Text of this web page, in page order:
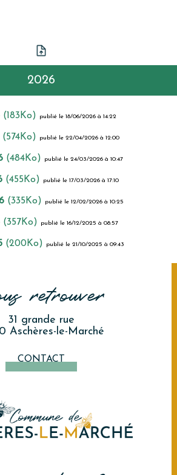
2026
(183Ko) publié le 18/06/2026 à 14:22
(574Ko) publié le 22/04/2026 à 12:00
(484Ko) publié le 24/03/2026 à 10:47
(455Ko) publié le 17/03/2026 à 17:10
(335Ko) publié le 12/02/2026 à 10:25
(357Ko) publié le 16/12/2025 à 08:57
(200Ko) publié le 21/10/2025 à 09:43
retrouver
31 grande rue
Aschères-le-Marché
CONTACT